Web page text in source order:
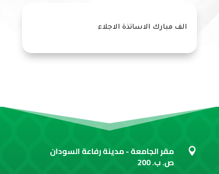
الف مبارك الاساتذة الاجلاء
 مقر الجامعة - مدينة رفاعة السودان
ص. ب. 200